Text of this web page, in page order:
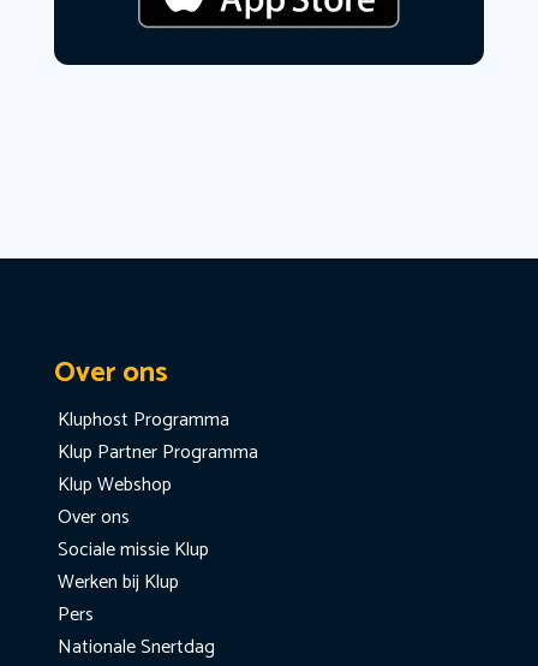
Over ons
Kluphost Programma
Klup Partner Programma
Klup Webshop
Over ons
Sociale missie Klup
Werken bij Klup
Pers
Nationale Snertdag